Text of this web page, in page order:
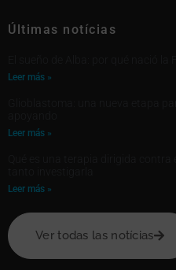
Últimas notícias
Leer más »
Leer más »
Leer más »
Ver todas las notícias